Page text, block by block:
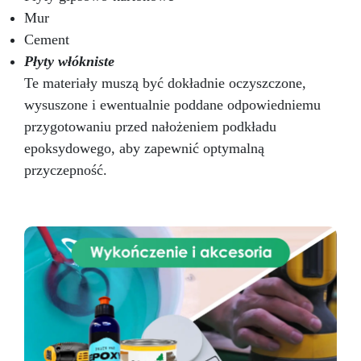
wyjątkowe rezultaty. Szczegółowe instrukcje
krok po kroku ułatwiają stworzenie blatu
kuchennego lub roboczego, który nie tylko
wiernie naśladuje naturalny granit, ale także
oferuje trwałą i łatwą do utrzymania
powierzchnię. Dzięki zestawowi efekt granitu
Azul Bahia, możesz przekształcić swoje
przestrzenie z elegancją i stylem, dodając
nieocenioną wartość swojemu domowi.
Mur
Cement
Płyty włókniste
Te materiały muszą być dokładnie oczyszczone,
wysuszone i ewentualnie poddane odpowiedniemu
przygotowaniu przed nałożeniem podkładu
epoksydowego, aby zapewnić optymalną
przyczepność.